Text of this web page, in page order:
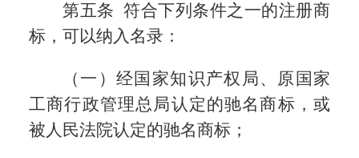
第五条 符合下列条件之一的注册商
标，可以纳入名录：
（一）经国家知识产权局、原国家
工商行政管理总局认定的驰名商标，或
被人民法院认定的驰名商标；